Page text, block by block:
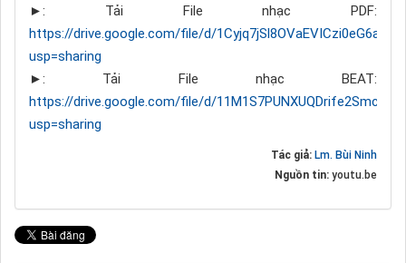
►: Tải File nhạc PDF:
https://drive.google.com/file/d/
usp=sharing
►: Tải File nhạc BEAT:
https://drive.google.com/file/d/
usp=sharing
Tác giả: Lm. Bùi Ninh
Nguồn tin: youtu.be